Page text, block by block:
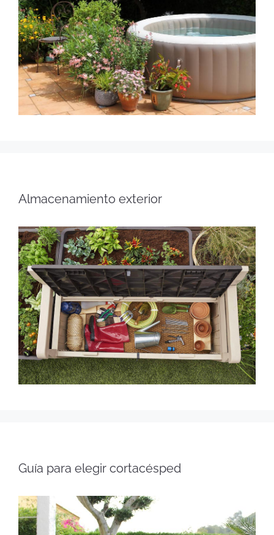
Almacenamiento exterior
Guía para elegir cortacésped